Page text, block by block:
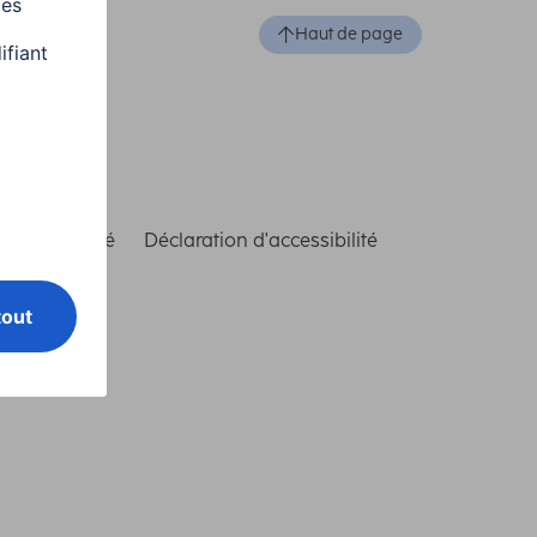
Haut de page
conformité Déclaration d'accessibilité